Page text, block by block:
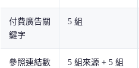
付費廣告關
鍵字
5 組
參照連結數
5 組來源 + 5 組